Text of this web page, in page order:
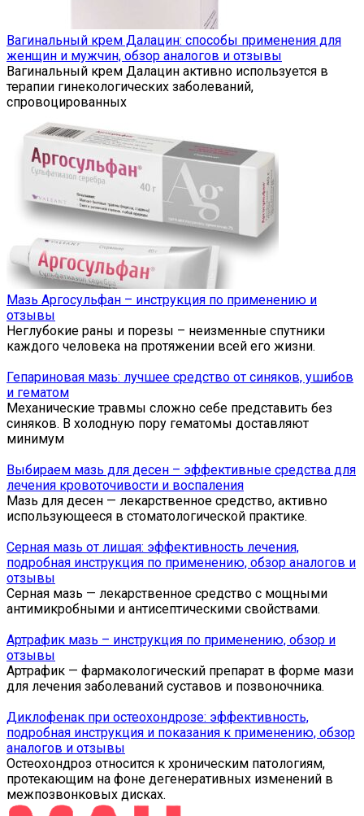
Вагинальный крем Далацин: способы применения для
женщин и мужчин, обзор аналогов и отзывы
Вагинальный крем Далацин активно используется в
терапии гинекологических заболеваний,
спровоцированных
Мазь Аргосульфан – инструкция по применению и
отзывы
Неглубокие раны и порезы – неизменные спутники
каждого человека на протяжении всей его жизни.
Гепариновая мазь: лучшее средство от синяков, ушибов
и гематом
Механические травмы сложно себе представить без
синяков. В холодную пору гематомы доставляют
минимум
Выбираем мазь для десен – эффективные средства для
лечения кровоточивости и воспаления
Мазь для десен — лекарственное средство, активно
использующееся в стоматологической практике.
Серная мазь от лишая: эффективность лечения,
подробная инструкция по применению, обзор аналогов и
отзывы
Серная мазь — лекарственное средство с мощными
антимикробными и антисептическими свойствами.
Артрафик мазь – инструкция по применению, обзор и
отзывы
Артрафик — фармакологический препарат в форме мази
для лечения заболеваний суставов и позвоночника.
Диклофенак при остеохондрозе: эффективность,
подробная инструкция и показания к применению, обзор
аналогов и отзывы
Остеохондроз относится к хроническим патологиям,
протекающим на фоне дегенеративных изменений в
межпозвонковых дисках.